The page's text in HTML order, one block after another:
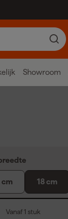
Showroom
cm 18 cm
Vanaf 1 stuk